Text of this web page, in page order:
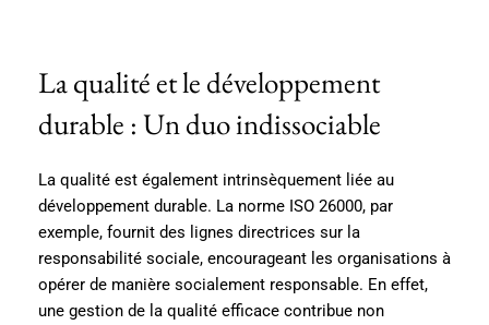
La qualité et le développement
durable : Un duo indissociable
La qualité est également intrinsèquement liée au
développement durable. La norme ISO 26000, par
exemple, fournit des lignes directrices sur la
responsabilité sociale, encourageant les organisations à
opérer de manière socialement responsable. En effet,
une gestion de la qualité efficace contribue non